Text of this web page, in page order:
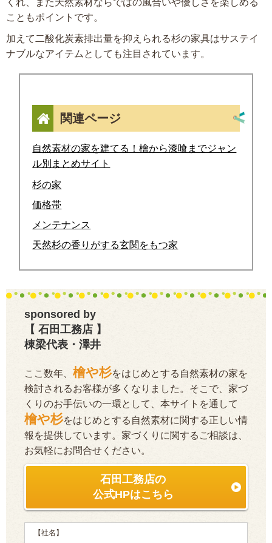
くれ、また天然素材ならではの風合いや優しさを楽しめる
こともポイントです。
加えて二酸化炭素排出量を抑えられる杉の家具はサステイ
ナブルなアイテムとしても注目されています。
関連ページ
自然素材の家を建てる！檜から漆喰までジャン
ル別まとめサイト
杉の家
価格帯
メンテナンス
天然杉の香りがする玄関をもつ家
sponsored by
【 石田工務店 】
棟梁代表・澤井
ここ数年、 檜や杉をはじめとする自然素材の家を
検討されるお客様が多くなりました。そこで、家づ
くりのお手伝いの一環として、本サイトを通して
檜や杉をはじめとする自然素材に関する正しい情
報を提供しています。家づくりに関するご相談は、
お気軽にお問合せください。
石田工務店の
公式HPはこちら
【社名】